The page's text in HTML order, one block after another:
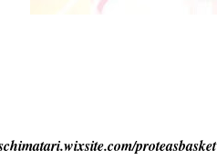
proteasbasket